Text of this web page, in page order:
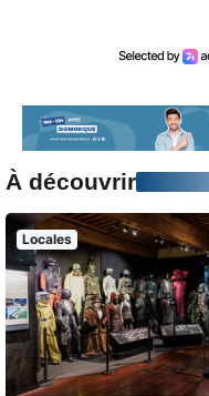
À découvrir
Locales